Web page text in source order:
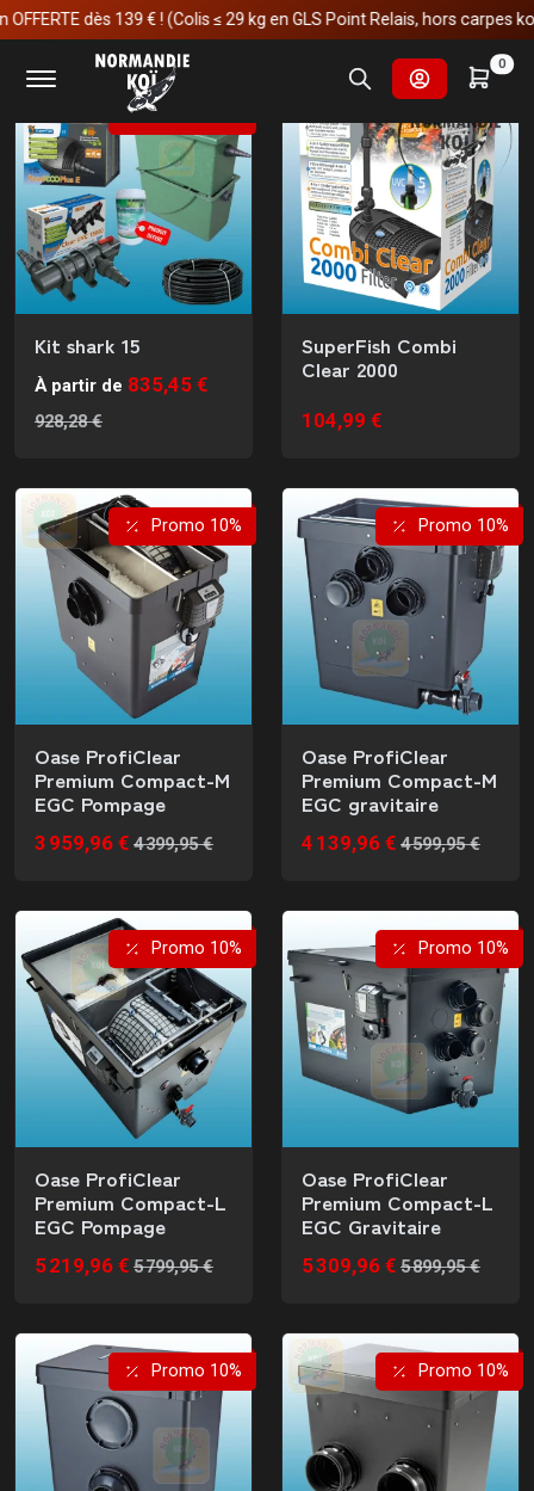
dès 139 € ! (Colis ≤ 29 kg en GLS Point Relais, hors carpes koï)
0
Retrouvez nos filtres pour les bassins à carpe koi.
Promo 10%
Kit shark 15
À partir de 835,45 €
928,28 €
SuperFish Combi
Clear 2000
104,99 €
Promo 10%
Oase ProfiClear
Premium Compact-M
EGC Pompage
3 959,96 € 4 399,95 €
Promo 10%
Oase ProfiClear
Premium Compact-M
EGC gravitaire
4 139,96 € 4 599,95 €
Promo 10%
Oase ProfiClear
Premium Compact-L
EGC Pompage
5 219,96 € 5 799,95 €
Promo 10%
Oase ProfiClear
Premium Compact-L
EGC Gravitaire
5 309,96 € 5 899,95 €
Promo 10% Promo 10%